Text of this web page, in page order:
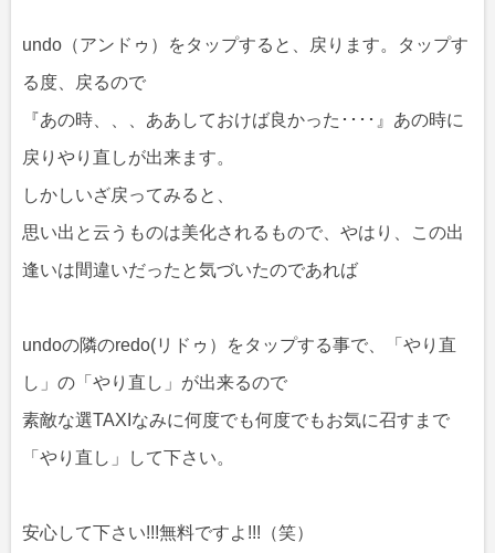
undo（アンドゥ）をタップすると、戻ります。タップす
る度、戻るので
『あの時、、、ああしておけば良かった････』あの時に
戻りやり直しが出来ます。
しかしいざ戻ってみると、
思い出と云うものは美化されるもので、やはり、この出
逢いは間違いだったと気づいたのであれば
undoの隣のredo(リドゥ）をタップする事で、「やり直
し」の「やり直し」が出来るので
素敵な選TAXIなみに何度でも何度でもお気に召すまで
「やり直し」して下さい。
安心して下さい!!!無料ですよ!!!（笑）